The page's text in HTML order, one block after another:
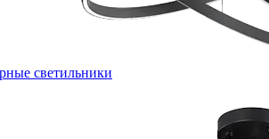
светильники